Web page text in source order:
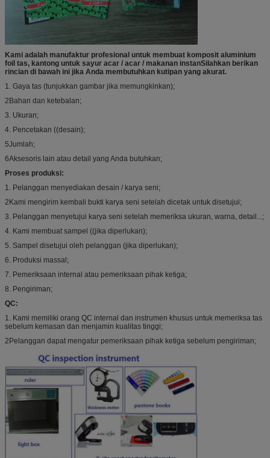
Kami adalah manufaktur profesional untuk membuat komposit aluminium
foil tas, kantong untuk sayur acar / acar / makanan instanSilahkan berikan
rincian di bawah ini jika Anda membutuhkan kutipan yang akurat.
1. Gaya tas (tunjukkan gambar jika memungkinkan);
2Bahan dan ketebalan;
3. Ukuran;
4. Pencetakan ((desain);
5Jumlah;
6Aksesoris lain atau detail yang Anda butuhkan;
Proses produksi:
1. Pelanggan menyediakan desain / karya seni;
2Kami mengirim kembali bukti karya seni setelah dicetak untuk disetujui;
3. Pelanggan menyetujui karya seni setelah memeriksa ukuran, warna, detail...;
4. Kami membuat sampel ((jika diperlukan);
5. Sampel disetujui oleh pelanggan (jika diperlukan);
6. Produksi massal;
7. Pemeriksaan internal atau pemeriksaan pihak ketiga;
8. Pengiriman;
QC:
1. Kami memiliki orang QC internal dan instrumen khusus untuk memeriksa tas
sebelum kemasan dan menjamin kualitas tinggi;
2Pelanggan dapat mengatur pemeriksaan pihak ketiga sebelum pengiriman;